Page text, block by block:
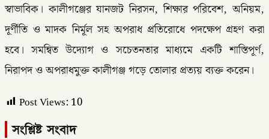
স্বাভাবিক। কালীগঞ্জের যানজট নিরসন, শিক্ষার পরিবেশ, অনিয়ম,
দূর্ণীতি ও মাদক নির্মূল সহ অপরাধ প্রতিরোধে পদক্ষেপ গ্রহণ করা
হবে। সমন্বিত উদ্যোগ ও সচেতনতার মাধ্যমে একটি শাস্তিপূর্ণ,
নিরাপদ ও অপরাধমুক্ত কালীগঞ্জ গড়ে তোলার প্রত্যয় ব্যক্ত করেন।
Post Views: 10
সংশ্লিষ্ট সংবাদ